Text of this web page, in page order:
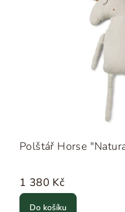
Polštář Horse
1 380 Kč
Do košíku